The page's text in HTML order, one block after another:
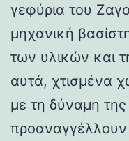
γεφύρια του
μηχανική
των υλικών και
αυτά, χτισμένα
με τη δύναμη
προαναγγέλλουν